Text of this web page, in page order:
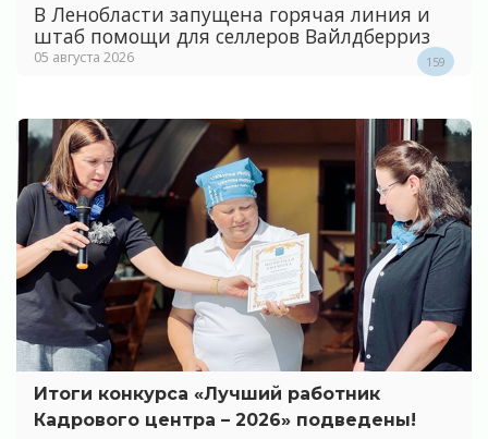
В Ленобласти запущена горячая линия и
штаб помощи для селлеров Вайлдберриз
05 августа 2026 159
Итоги конкурса «Лучший работник
Кадрового центра – 2026» подведены!